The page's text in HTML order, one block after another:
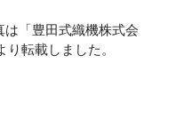
「豊田式織機株式会
転載しました。